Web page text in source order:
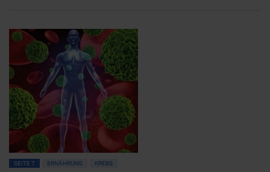
SEITE 7 ERNÄHRUNG KREBS